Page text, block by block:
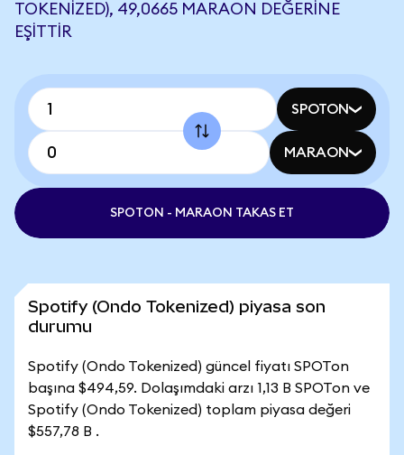
TOKENIZED), 49,0665 MARAON DEĞERINE
EŞITTIR
SPOTON
MARAON
SPOTON - MARAON TAKAS ET
Spotify (Ondo Tokenized) piyasa son
durumu
Spotify (Ondo Tokenized) güncel fiyatı SPOTon
başına $494,59. Dolaşımdaki arzı 1,13 B SPOTon ve
Spotify (Ondo Tokenized) toplam piyasa değeri
$557,78 B .